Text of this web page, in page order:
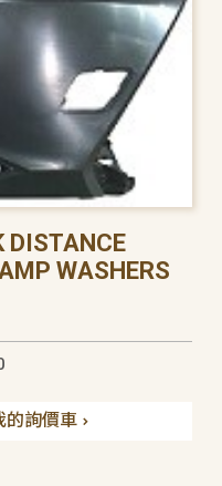
DISTANCE
WASHERS
的詢價車